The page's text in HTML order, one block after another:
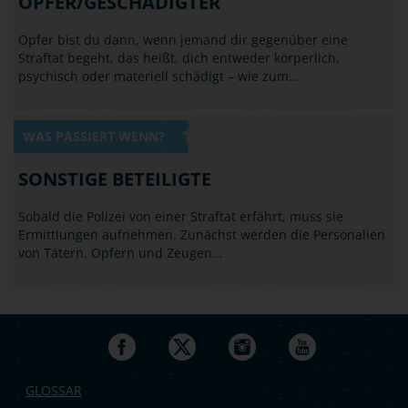
Opfer bist du dann, wenn jemand dir gegenüber eine
Straftat begeht, das heißt, dich entweder körperlich,
psychisch oder materiell schädigt – wie zum…
WAS PASSIERT WENN?
SONSTIGE BETEILIGTE
Sobald die Polizei von einer Straftat erfährt, muss sie
Ermittlungen aufnehmen. Zunächst werden die Personalien
von Tätern, Opfern und Zeugen…
GLOSSAR